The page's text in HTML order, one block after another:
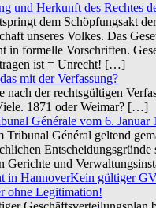
und Herkunft des Rechtes
dem Schöpfungsakt
unseres Volkes. Das
in formelle Vorschriften.
ist = Unrecht! […]
mit der Verfassung?
nach der rechtsgültigen
1871 oder Weimar? […]
Générale vom 6. Januar
Tribunal Général geltend
Gerichte und
Kein gültiger
ohne Legitimation!